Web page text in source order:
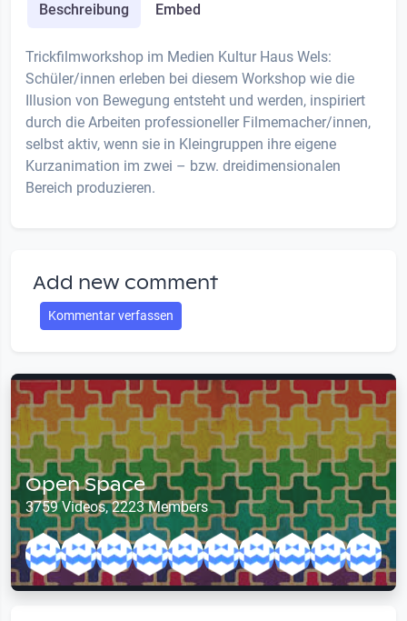
Beschreibung Embed
Trickfilmworkshop im Medien Kultur Haus Wels:
Schüler/innen erleben bei diesem Workshop wie die
Illusion von Bewegung entsteht und werden, inspiriert
durch die Arbeiten professioneller Filmemacher/innen,
selbst aktiv, wenn sie in Kleingruppen ihre eigene
Kurzanimation im zwei – bzw. dreidimensionalen
Bereich produzieren.
Add new comment
Kommentar verfassen
Open Space
3759 Videos, 2223 Members